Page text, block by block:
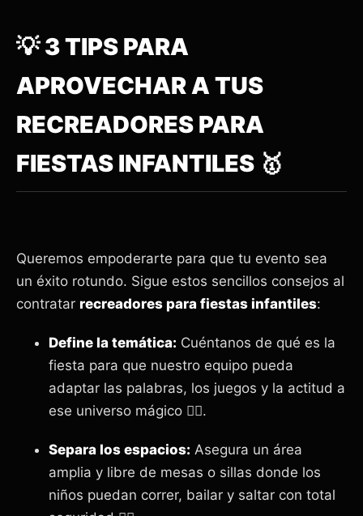
💡 3 TIPS PARA
APROVECHAR A TUS
RECREADORES PARA
FIESTAS INFANTILES 🥇
Queremos empoderarte para que tu evento sea
un éxito rotundo. Sigue estos sencillos consejos al
contratar recreadores para fiestas infantiles:
Define la temática: Cuéntanos de qué es la
fiesta para que nuestro equipo pueda
adaptar las palabras, los juegos y la actitud a
ese universo mágico 🦸‍♀️.
Separa los espacios: Asegura un área
amplia y libre de mesas o sillas donde los
niños puedan correr, bailar y saltar con total